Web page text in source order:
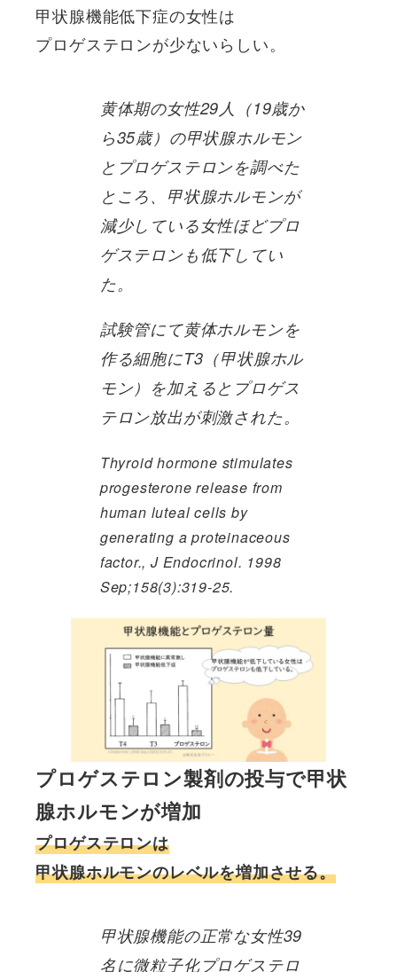
甲状腺機能低下症の女性は
プロゲステロンが少ないらしい。
黄体期の女性29人（19歳か
ら35歳）の甲状腺ホルモン
とプロゲステロンを調べた
ところ、甲状腺ホルモンが
減少している女性ほどプロ
ゲステロンも低下してい
た。
試験管にて黄体ホルモンを
作る細胞にT3（甲状腺ホル
モン）を加えるとプロゲス
テロン放出が刺激された。
Thyroid hormone stimulates
progesterone release from
human luteal cells by
generating a proteinaceous
factor., J Endocrinol. 1998
Sep;158(3):319-25.
プロゲステロン製剤の投与で甲状
腺ホルモンが増加
プロゲステロンは
甲状腺ホルモンのレベルを増加させる。
甲状腺機能の正常な女性39
名に微粒子化プロゲステロ